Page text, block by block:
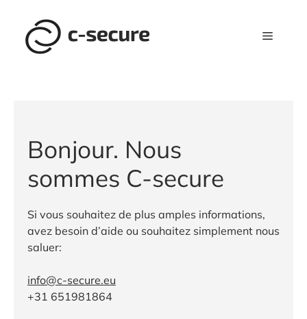
contenu
Menu
Bonjour. Nous
sommes C-secure
Si vous souhaitez de plus amples informations,
avez besoin d’aide ou souhaitez simplement nous
saluer:
info@c-secure.eu
+31 651981864